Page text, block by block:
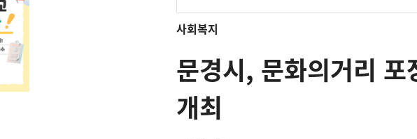
사회복지
문경시, 문화의거리
개최